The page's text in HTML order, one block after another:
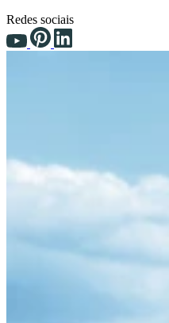
Redes sociais